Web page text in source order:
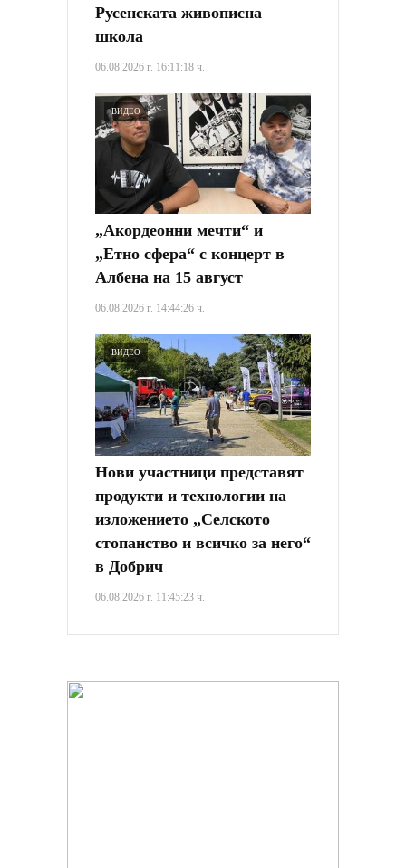
Русенската живописна
школа
06.08.2026 г. 16:11:18 ч.
ВИДЕО
„Акордеонни мечти“ и
„Етно сфера“ с концерт в
Албена на 15 август
06.08.2026 г. 14:44:26 ч.
ВИДЕО
Нови участници представят
продукти и технологии на
изложението „Селското
стопанство и всичко за него“
в Добрич
06.08.2026 г. 11:45:23 ч.